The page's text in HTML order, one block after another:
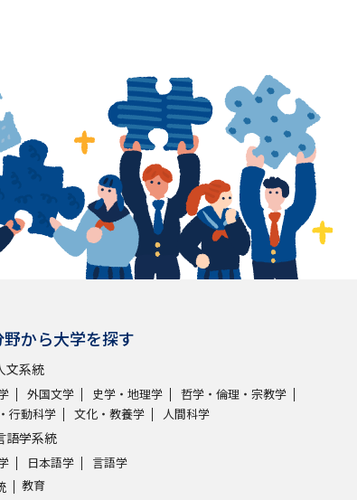
から大学を探す
文系統
外国文学 史学・地理学
哲学・倫理・宗教学
行動科学
文化・教養学 人間科学
語学系統
日本語学 言語学
教育